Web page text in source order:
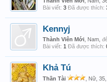
Bài viết: 3 Đã được thích:
Kennyj
Thành Viên Mới , Nam,
Bài viết: 1 Đã được thích:
Khả Tú
Thần Tài , Nữ, 35,